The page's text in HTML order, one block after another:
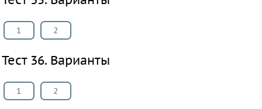
1 2
Тест 36. Варианты
1 2